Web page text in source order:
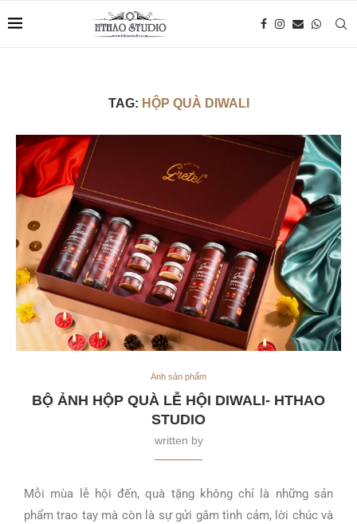
TAG: HỘP QUÀ DIWALI
Ảnh sản phẩm
BỘ ẢNH HỘP QUÀ LỄ HỘI DIWALI- HTHAO
STUDIO
written by
Mỗi mùa lễ hội đến, quà tặng không chỉ là những sản
phẩm trao tay mà còn là sự gửi gắm tình cảm, lời chúc và